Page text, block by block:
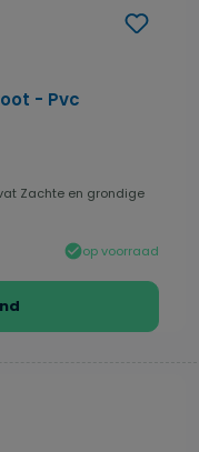
- Pvc
Zachte en grondige
op voorraad